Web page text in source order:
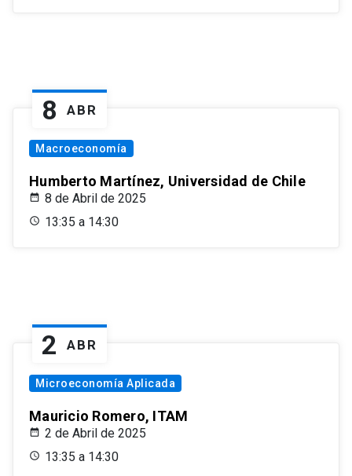
8 ABR
Macroeconomía
Humberto Martínez, Universidad de Chile
8 de Abril de 2025
13:35 a 14:30
2 ABR
Microeconomía Aplicada
Mauricio Romero, ITAM
2 de Abril de 2025
13:35 a 14:30